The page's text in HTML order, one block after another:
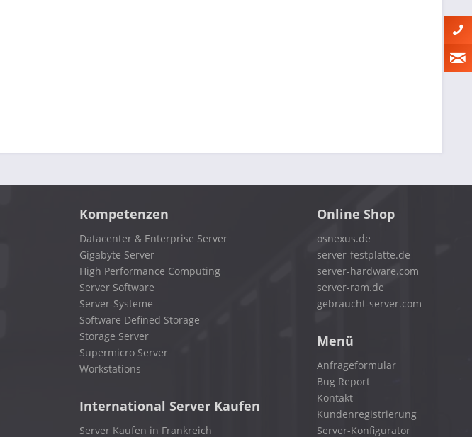
Kompetenzen
Datacenter & Enterprise Server
Gigabyte Server
High Performance Computing
Server Software
Server-Systeme
Software Defined Storage
Storage Server
Supermicro Server
Workstations
International Server Kaufen
Server Kaufen in Frankreich
Online Shop
osnexus.de
server-festplatte.de
server-hardware.com
server-ram.de
gebraucht-server.com
Menü
Anfrageformular
Bug Report
Kontakt
Kundenregistrierung
Server-Konfigurator